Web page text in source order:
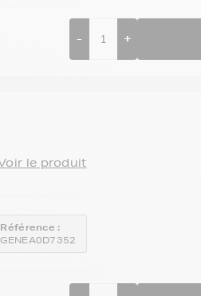
- +
le produit
Référence :
GENEA0D7352